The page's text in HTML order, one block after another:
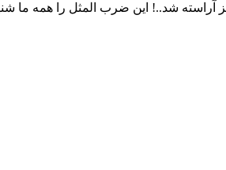
آراسته شد..! این ضرب المثل را همه ما